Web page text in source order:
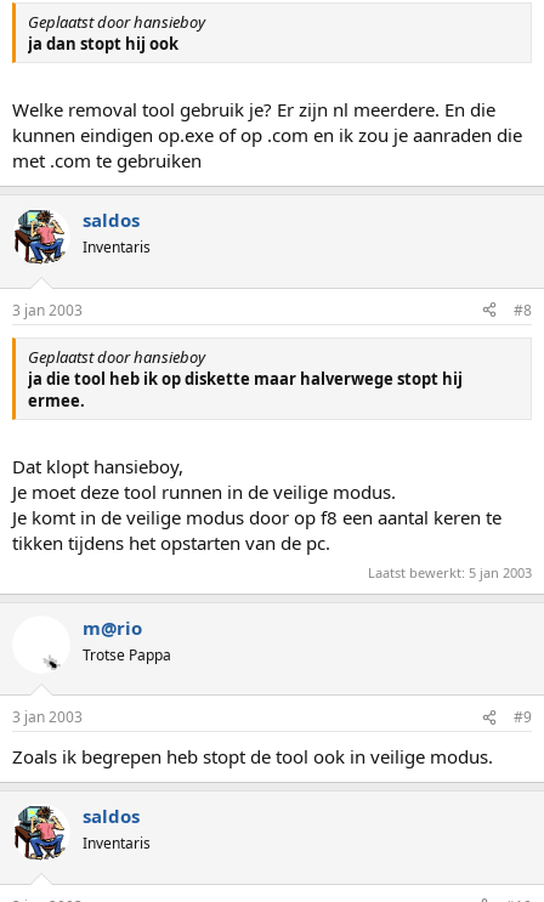
Geplaatst door hansieboy
ja dan stopt hij ook
Welke removal tool gebruik je? Er zijn nl meerdere. En die
kunnen eindigen op.exe of op .com en ik zou je aanraden die
met .com te gebruiken
saldos
Inventaris
3 jan 2003 #8
Geplaatst door hansieboy
ja die tool heb ik op diskette maar halverwege stopt hij
ermee.
Dat klopt hansieboy,
Je moet deze tool runnen in de veilige modus.
Je komt in de veilige modus door op f8 een aantal keren te
tikken tijdens het opstarten van de pc.
Laatst bewerkt: 5 jan 2003
m@rio
Trotse Pappa
3 jan 2003 #9
Zoals ik begrepen heb stopt de tool ook in veilige modus.
saldos
Inventaris